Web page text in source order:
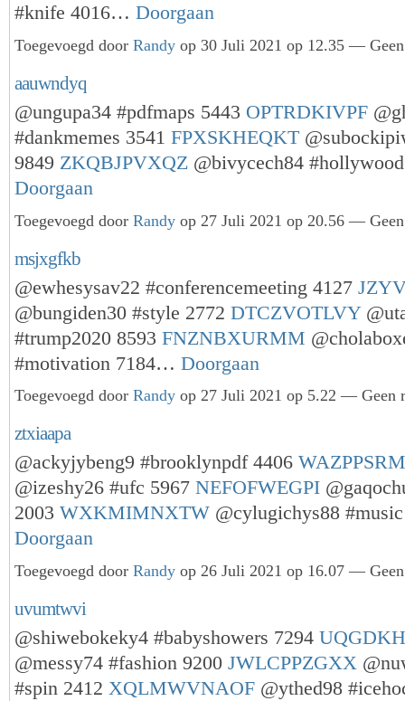
#knife 4016… Doorgaan
Toegevoegd door Randy op 30 Juli 2021 op 12.35 — Geen
aauwndyq
@ungupa34 #pdfmaps 5443 OPTRDKIVPF
#dankmemes 3541 FPXSKHEQKT
9849 ZKQBJPVXQZ @bivycech84
Doorgaan
Toegevoegd door Randy op 27 Juli 2021 op 20.56 — Geen
msjxgfkb
@ewhesysav22 #conferencemeeting 4127
@bungiden30 #style 2772 DTCZVOTLVY
#trump2020 8593 FNZNBXURMM
#motivation 7184… Doorgaan
Toegevoegd door Randy op 27 Juli 2021 op 5.22 — Geen
ztxiaapa
@ackyjybeng9 #brooklynpdf 4406
@izeshy26 #ufc 5967 NEFOFWEGPI
2003 WXKMIMNXTW @cylugichys88
Doorgaan
Toegevoegd door Randy op 26 Juli 2021 op 16.07 — Geen
uvumtwvi
@shiwebokeky4 #babyshowers 7294
@messy74 #fashion 9200 JWLCPPZGXX
#spin 2412 XQLMWVNAOF @ythed98